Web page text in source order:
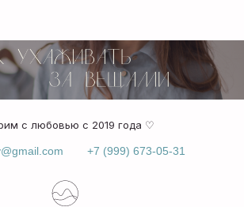
с любовью с 2019 года ♡
+7 (999) 673-05-31